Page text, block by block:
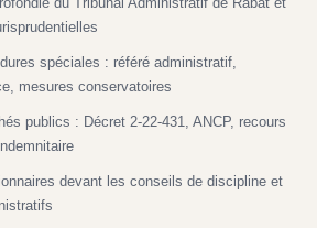
spéciales : référé administratif,
mesures conservatoires
publics : Décret 2-22-431, ANCP, recours
devant les conseils de discipline et